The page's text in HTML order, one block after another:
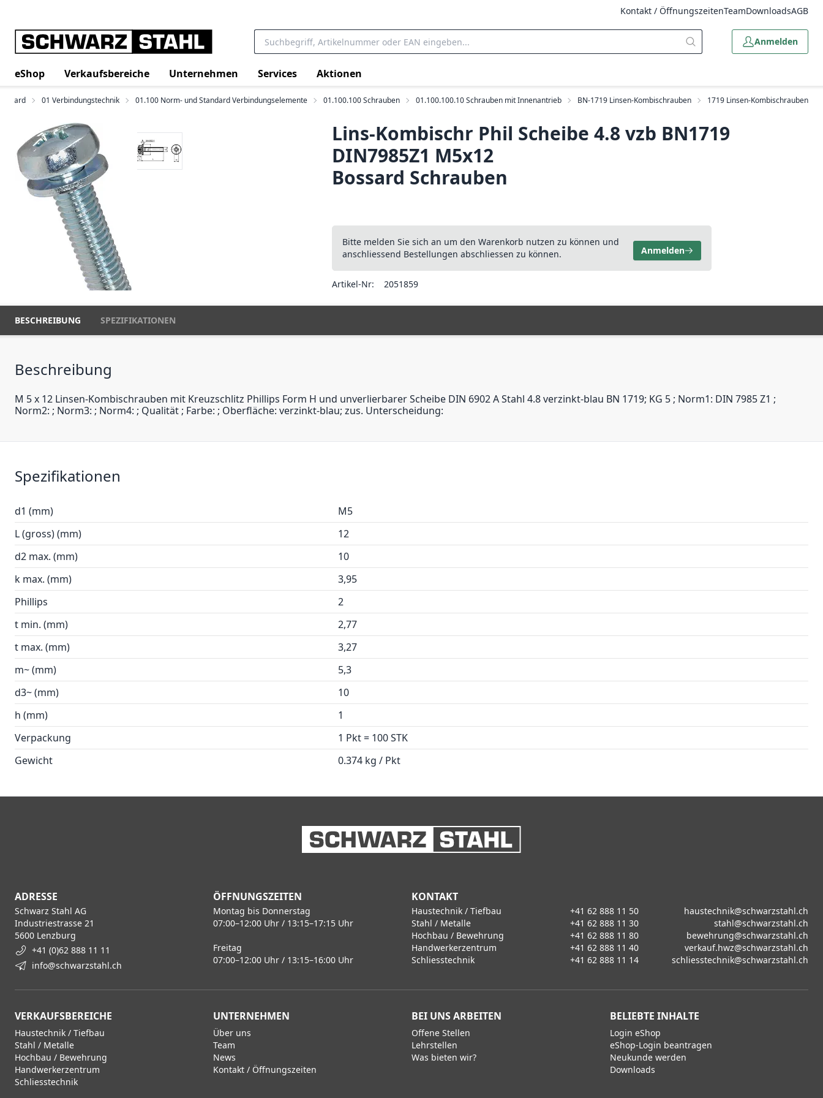
Kontakt / ÖffnungszeitenTeamDownloadsAGB
Anmelden
eShop Verkaufsbereiche Unternehmen Services Aktionen
01 Verbindungstechnik 01.100 Norm- und Standard Verbindungselemente 01.100.100 Schrauben 01.100.100.10 Schrauben mit Innenantrieb BN-1719 Linsen-Kombischrauben 1719 Linsen-Kombischrauben
Lins-Kombischr Phil Scheibe 4.8 vzb BN1719
DIN7985Z1 M5x12
Bossard Schrauben
Bitte melden Sie sich an um den Warenkorb nutzen zu können und
anschliessend Bestellungen abschliessen zu können.
Anmelden
Artikel-Nr: 2051859
BESCHREIBUNG SPEZIFIKATIONEN
Beschreibung
M 5 x 12 Linsen-Kombischrauben mit Kreuzschlitz Phillips Form H und unverlierbarer Scheibe DIN 6902 A Stahl 4.8 verzinkt-blau BN 1719; KG 5 ; Norm1: DIN 7985 Z1 ;
Norm2: ; Norm3: ; Norm4: ; Qualität ; Farbe: ; Oberfläche: verzinkt-blau; zus. Unterscheidung:
Spezifikationen
d1 (mm)
M5
L (gross) (mm)
12
d2 max. (mm)
10
k max. (mm)
3,95
Phillips
2
t min. (mm)
2,77
t max. (mm)
3,27
m~ (mm)
5,3
d3~ (mm)
10
h (mm)
1
Verpackung
1 Pkt = 100 STK
Gewicht
0.374 kg / Pkt
ADRESSE
Schwarz Stahl AG
Industriestrasse 21
5600 Lenzburg
+41 (0)62 888 11 11
info@schwarzstahl.ch
ÖFFNUNGSZEITEN
Montag bis Donnerstag
07:00–12:00 Uhr / 13:15–17:15 Uhr
Freitag
07:00–12:00 Uhr / 13:15–16:00 Uhr
KONTAKT
Haustechnik / Tiefbau +41 62 888 11 50
haustechnik@schwarzstahl.ch
Stahl / Metalle
+41 62 888 11 30
stahl@schwarzstahl.ch
Hochbau / Bewehrung
+41 62 888 11 80
bewehrung@schwarzstahl.ch
Handwerkerzentrum
+41 62 888 11 40
verkauf.hwz@schwarzstahl.ch
Schliesstechnik
+41 62 888 11 14 schliesstechnik@schwarzstahl.ch
VERKAUFSBEREICHE
Haustechnik / Tiefbau
Stahl / Metalle
Hochbau / Bewehrung
Handwerkerzentrum
Schliesstechnik
UNTERNEHMEN
Über uns
Team
News
Kontakt / Öffnungszeiten
BEI UNS ARBEITEN
Offene Stellen
Lehrstellen
Was bieten wir?
BELIEBTE INHALTE
Login eShop
eShop-Login beantragen
Neukunde werden
Downloads